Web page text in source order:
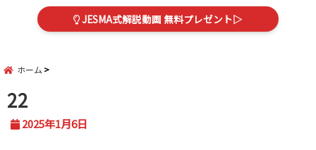
JESMA式解説動画 無料プレゼント▷
ホーム
22
2025年1月6日